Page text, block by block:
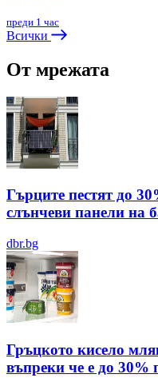
преди 1 час
Всички
От мрежата
Гърците пестят до
слънчеви панели на
dbr.bg
Гръцкото кисело
въпреки че е до 30%